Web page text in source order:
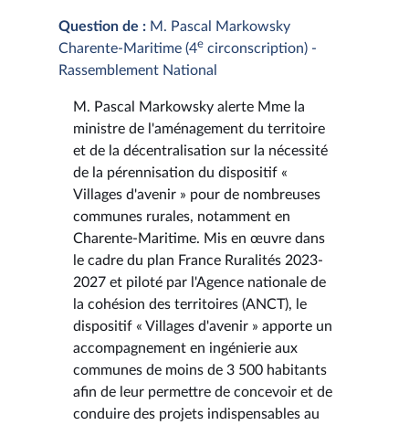
Question de : M. Pascal Markowsky
Charente-Maritime (4e circonscription) -
Rassemblement National
M. Pascal Markowsky alerte Mme la
ministre de l'aménagement du territoire
et de la décentralisation sur la nécessité
de la pérennisation du dispositif «
Villages d'avenir » pour de nombreuses
communes rurales, notamment en
Charente-Maritime. Mis en œuvre dans
le cadre du plan France Ruralités 2023-
2027 et piloté par l'Agence nationale de
la cohésion des territoires (ANCT), le
dispositif « Villages d'avenir » apporte un
accompagnement en ingénierie aux
communes de moins de 3 500 habitants
afin de leur permettre de concevoir et de
conduire des projets indispensables au